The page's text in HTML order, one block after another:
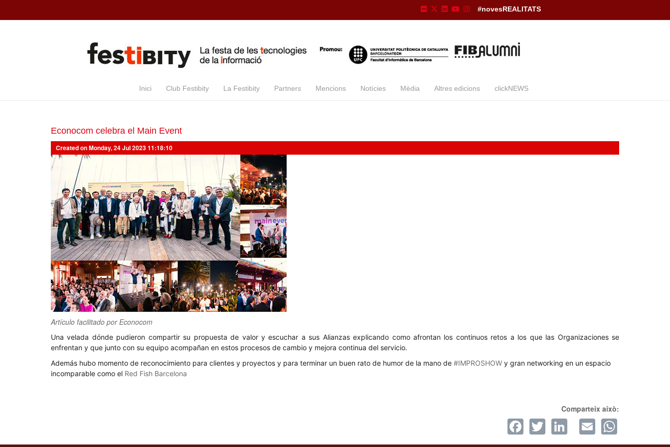
#novesREALITATS
Inici Club Festibity La Festibity Partners Mencions Notícies Mèdia Altres edicions clickNEWS
Econocom celebra el Main Event
Created on Monday, 24 Jul 2023 11:18:10
Artículo facilitado por Econocom
Una velada dónde pudieron compartir su propuesta de valor y escuchar a sus Alianzas explicando como afrontan los continuos retos a los que las Organizaciones se
enfrentan y que junto con su equipo acompañan en estos procesos de cambio y mejora continua del servicio.
Además hubo momento de reconocimiento para clientes y proyectos y para terminar un buen rato de humor de la mano de #IMPROSHOW y gran networking en un espacio
incomparable como el Red Fish Barcelona
Comparteix això:
Facebook
TwitterLinkedIn
Email